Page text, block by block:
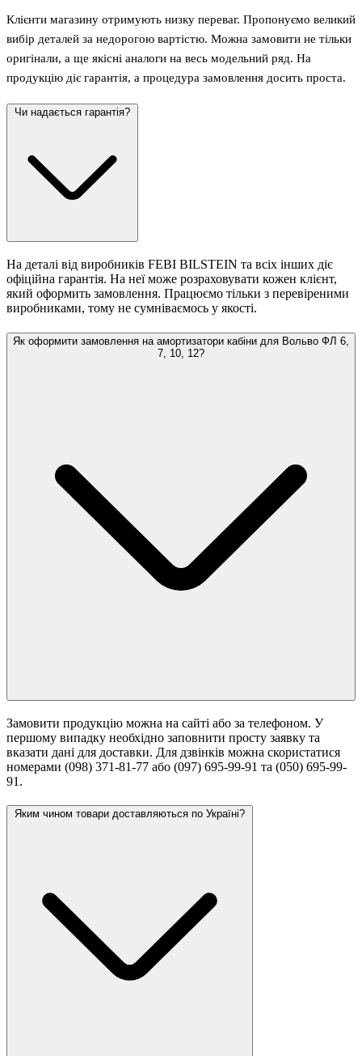
Клієнти магазину отримують низку переваг. Пропонуємо великий
вибір деталей за недорогою вартістю. Можна замовити не тільки
оригінали, а ще якісні аналоги на весь модельний ряд. На
продукцію діє гарантія, а процедура замовлення досить проста.
Чи надається гарантія?
На деталі від виробників FEBI BILSTEIN та всіх інших діє
офіційна гарантія. На неї може розраховувати кожен клієнт,
який оформить замовлення. Працюємо тільки з перевіреними
виробниками, тому не сумніваємось у якості.
Як оформити замовлення на амортизатори кабіни для Вольво ФЛ 6,
7, 10, 12?
Замовити продукцію можна на сайті або за телефоном. У
першому випадку необхідно заповнити просту заявку та
вказати дані для доставки. Для дзвінків можна скористатися
номерами (098) 371-81-77 або (097) 695-99-91 та (050) 695-99-
91.
Яким чином товари доставляються по Україні?